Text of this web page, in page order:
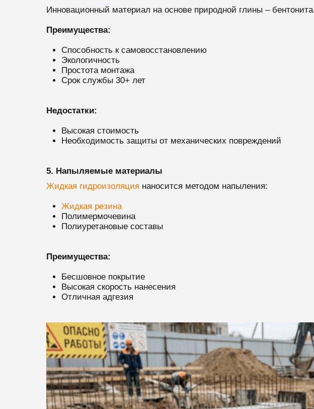
Инновационный материал на основе природной глины –
Преимущества:
Способность к самовосстановлению
Экологичность
Простота монтажа
Срок службы 30+ лет
Недостатки:
Высокая стоимость
Необходимость защиты от механических повреждений
5. Напыляемые материалы
Жидкая гидроизоляция наносится методом напыления:
Жидкая резина
Полимермочевина
Полиуретановые составы
Преимущества:
Бесшовное покрытие
Высокая скорость нанесения
Отличная адгезия